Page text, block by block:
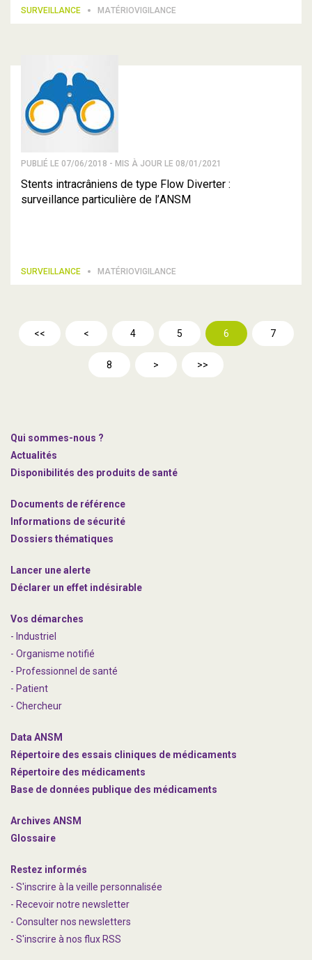
SURVEILLANCE MATÉRIOVIGILANCE
PUBLIÉ LE 07/06/2018 - MIS À JOUR LE 08/01/2021
Stents intracrâniens de type Flow Diverter :
surveillance particulière de l’ANSM
SURVEILLANCE MATÉRIOVIGILANCE
<< < 4 5 6 7
8 > >>
Qui sommes-nous ?
Actualités
Disponibilités des produits de santé
Documents de référence
Informations de sécurité
Dossiers thématiques
Lancer une alerte
Déclarer un effet indésirable
Vos démarches
- Industriel
- Organisme notifié
- Professionnel de santé
- Patient
- Chercheur
Data ANSM
Répertoire des essais cliniques de médicaments
Répertoire des médicaments
Base de données publique des médicaments
Archives ANSM
Glossaire
Restez informés
- S'inscrire à la veille personnalisée
- Recevoir notre newsletter
- Consulter nos newsletters
- S'inscrire à nos flux RSS